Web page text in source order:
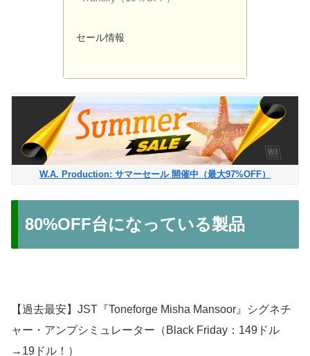
セール情報
W.A. Production: サマーセール 開催中（最大97%OFF）
80%OFF台になっている製品
【過去最安】JST『Toneforge Misha Mansoor』シグネチ
ャー・アンプシミュレーター（Black Friday：149ドル
→19ドル！）